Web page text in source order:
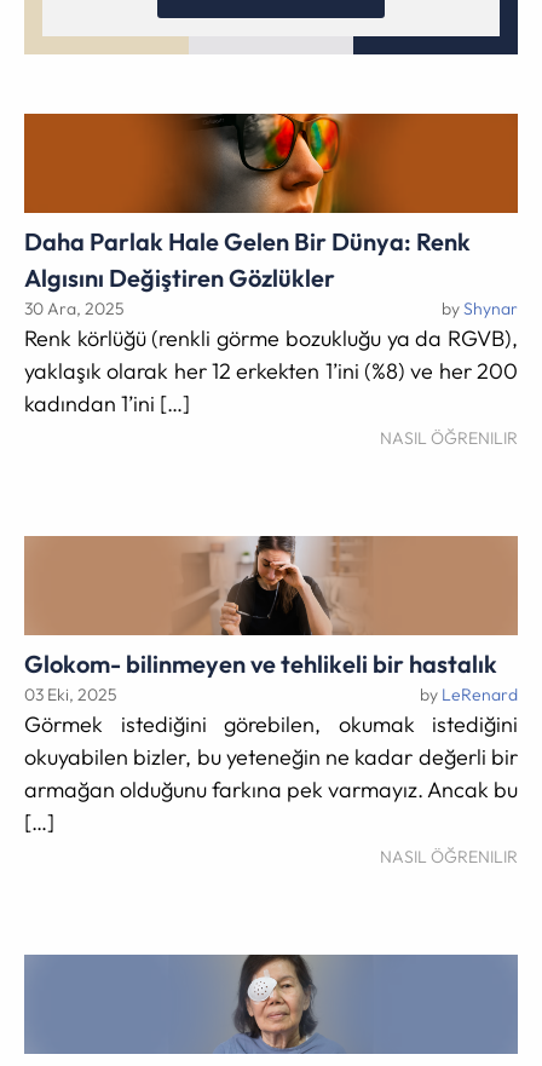
Daha Parlak Hale Gelen Bir Dünya: Renk
Algısını Değiştiren Gözlükler
30 Ara, 2025 byShynar
Renk körlüğü (renkli görme bozukluğu ya da RGVB),
yaklaşık olarak her 12 erkekten 1’ini (%8) ve her 200
kadından 1’ini […]
NASIL ÖĞRENILIR
Glokom- bilinmeyen ve tehlikeli bir hastalık
03 Eki, 2025 by LeRenard
Görmek istediğini görebilen, okumak istediğini
okuyabilen bizler, bu yeteneğin ne kadar değerli bir
armağan olduğunu farkına pek varmayız. Ancak bu
[…]
NASIL ÖĞRENILIR